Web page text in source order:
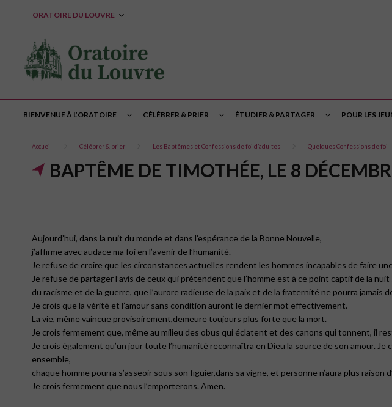
ORATOIRE DU LOUVRE
BIENVENUE À L’ORATOIRE CÉLÉBRER & PRIER ÉTUDIER & PARTAGER POUR LES
Accueil Célébrer & prier Les Baptêmes et Confessions de foi d’adultes Quelques Confessions de foi
BAPTÊME DE TIMOTHÉE, LE 8
Aujourd’hui, dans la nuit du monde et dans l’espérance de la Bonne Nouvelle,
j’affirme avec audace ma foi en l’avenir de l’humanité.
Je refuse de croire que les circonstances actuelles rendent les hommes incapables de faire
Je refuse de partager l’avis de ceux qui prétendent que l’homme est à ce point captif de la nuit
du racisme et de la guerre, que l’aurore radieuse de la paix et de la fraternité ne pourra jamais
Je crois que la vérité et l’amour sans condition auront le dernier mot effectivement.
La vie, même vaincue provisoirement,demeure toujours plus forte que la mort.
Je crois fermement que, même au milieu des obus qui éclatent et des canons qui tonnent, il
Je crois également qu’un jour toute l’humanité reconnaîtra en Dieu la source de son amour.
ensemble,
chaque homme pourra s’asseoir sous son figuier,dans sa vigne, et personne n’aura plus raison
Je crois fermement que nous l’emporterons. Amen.